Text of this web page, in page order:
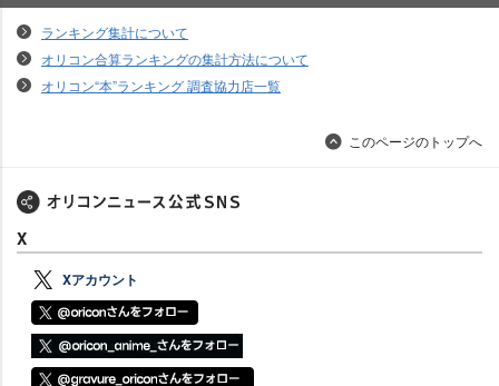
ランキング集計について
オリコン合算ランキングの集計方法について
オリコン“本”ランキング 調査協力店一覧
このページのトップへ
X
Xアカウント